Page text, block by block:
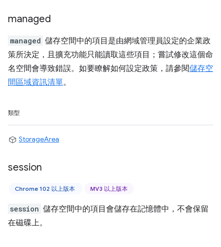
managed
managed 儲存空間中的項目是由網域管理員設定的企業政
策所決定，且擴充功能只能讀取這些項目；嘗試修改這個命
名空間會導致錯誤。如要瞭解如何設定政策，請參閱儲存空
間區域資訊清單。
類型
StorageArea
session
Chrome 102 以上版本 MV3 以上版本
session 儲存空間中的項目會儲存在記憶體中，不會保留
在磁碟上。